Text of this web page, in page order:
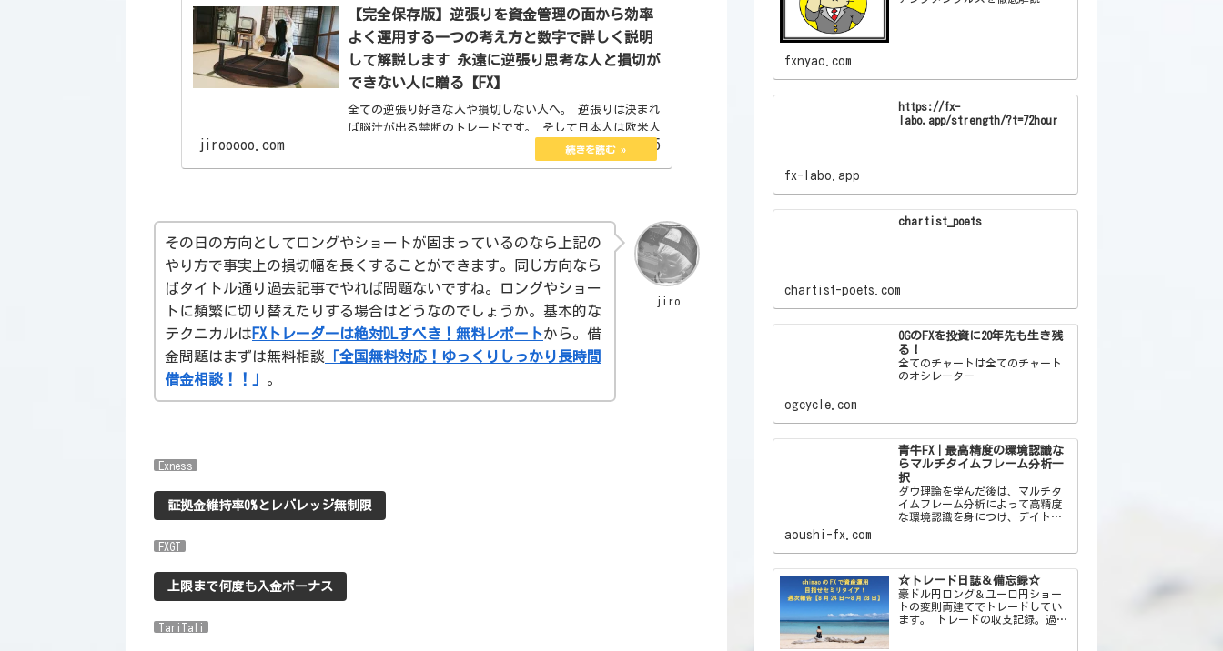
【完全保存版】逆張りを資金管理の面から効率
よく運用する一つの考え方と数字で詳しく説明
して解説します 永遠に逆張り思考な人と損切が
できない人に贈る【FX】
全ての逆張り好きな人や損切しない人へ。 逆張りは決まれ
ば脳汁が出る禁断のトレードです。 そして日本人は欧米人
と比べても逆張り思考。 枠や型にはめたがる日本人特有の
思考になります。 なぜなら順張りはどこまで伸びるか
jirooooo.com 2023.06.15
jiro
その日の方向としてロングやショートが固まっているのなら上記の
やり方で事実上の損切幅を長くすることができます。同じ方向なら
ばタイトル通り過去記事でやれば問題ないですね。ロングやショー
トに頻繁に切り替えたりする場合はどうなのでしょうか。基本的な
テクニカルはFXトレーダーは絶対DLすべき！無料レポートから。借
金問題はまずは無料相談 「全国無料対応！ゆっくりしっかり長時間
借金相談！！」 。
Exness
証拠金維持率0%とレバレッジ無制限
FXGT
上限まで何度も入金ボーナス
TariTali
fxnyao.com
https://fx-
labo.app/strength/?t=72hour
fx-labo.app
chartist_poets
chartist-poets.com
OGのFXを投資に20年先も生き残
る！
全てのチャートは全てのチャート
のオシレーター
ogcycle.com
青牛FX｜最高精度の環境認識な
らマルチタイムフレーム分析一
択
ダウ理論を学んだ後は、マルチタ
イムフレーム分析によって高精度
な環境認識を身につけ、デイトレ
aoushi-fx.com
☆トレード日誌＆備忘録☆
豪ドル円ロング＆ユーロ円ショー
トの変則両建てでトレードしてい
ます。 トレードの収支記録。過去